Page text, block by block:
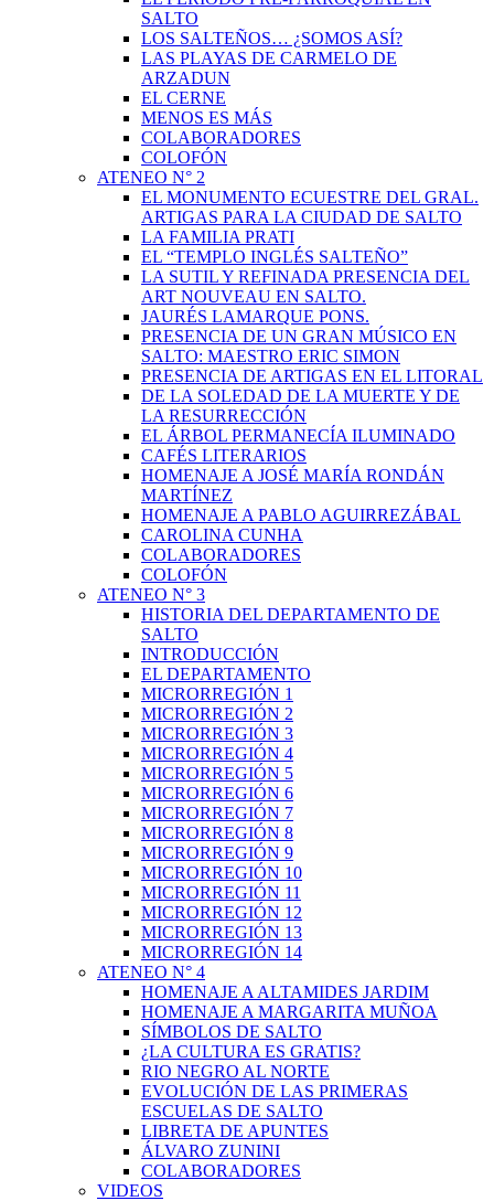
SALTO
LOS SALTEÑOS… ¿SOMOS ASÍ?
LAS PLAYAS DE CARMELO DE
ARZADUN
EL CERNE
MENOS ES MÁS
COLABORADORES
COLOFÓN
ATENEO N° 2
EL MONUMENTO ECUESTRE DEL GRAL.
ARTIGAS PARA LA CIUDAD DE SALTO
LA FAMILIA PRATI
EL “TEMPLO INGLÉS SALTEÑO”
LA SUTIL Y REFINADA PRESENCIA DEL
ART NOUVEAU EN SALTO.
JAURÉS LAMARQUE PONS.
PRESENCIA DE UN GRAN MÚSICO EN
SALTO: MAESTRO ERIC SIMON
PRESENCIA DE ARTIGAS EN EL LITORAL
DE LA SOLEDAD DE LA MUERTE Y DE
LA RESURRECCIÓN
EL ÁRBOL PERMANECÍA ILUMINADO
CAFÉS LITERARIOS
HOMENAJE A JOSÉ MARÍA RONDÁN
MARTÍNEZ
HOMENAJE A PABLO AGUIRREZÁBAL
CAROLINA CUNHA
COLABORADORES
COLOFÓN
ATENEO N° 3
HISTORIA DEL DEPARTAMENTO DE
SALTO
INTRODUCCIÓN
EL DEPARTAMENTO
MICRORREGIÓN 1
MICRORREGIÓN 2
MICRORREGIÓN 3
MICRORREGIÓN 4
MICRORREGIÓN 5
MICRORREGIÓN 6
MICRORREGIÓN 7
MICRORREGIÓN 8
MICRORREGIÓN 9
MICRORREGIÓN 10
MICRORREGIÓN 11
MICRORREGIÓN 12
MICRORREGIÓN 13
MICRORREGIÓN 14
ATENEO N° 4
HOMENAJE A ALTAMIDES JARDIM
HOMENAJE A MARGARITA MUÑOA
SÍMBOLOS DE SALTO
¿LA CULTURA ES GRATIS?
RIO NEGRO AL NORTE
EVOLUCIÓN DE LAS PRIMERAS
ESCUELAS DE SALTO
LIBRETA DE APUNTES
ÁLVARO ZUNINI
COLABORADORES
VIDEOS